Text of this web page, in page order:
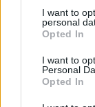
I want to
personal
Opted In
I want to
Personal
Opted In
orosz
akár
Lövöldözés a
incidensre
Beach-en